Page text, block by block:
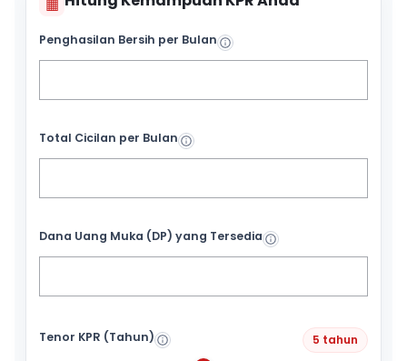
Penghasilan Bersih per Bulan
Total Cicilan per Bulan
Dana Uang Muka (DP) yang Tersedia
Tenor KPR (Tahun) 5 tahun